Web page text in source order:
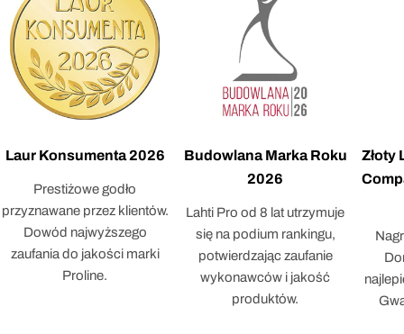
Laur Konsumenta 2026
Prestiżowe godło
przyznawane przez klientów.
Dowód najwyższego
zaufania do jakości marki
Proline.
Budowlana Marka Roku
2026
Lahti Pro od 8 lat utrzymuje
się na podium rankingu,
potwierdzając zaufanie
wykonawców i jakość
produktów.
Złoty